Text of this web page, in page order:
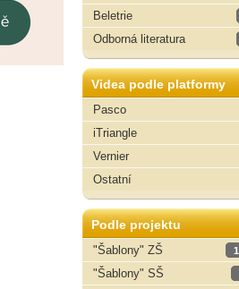
Beletrie
Odborná literatura
Videa podle platformy
Pasco
iTriangle
Vernier
Ostatní
Podle projektu
"Šablony" ZŠ
"Šablony" SŠ